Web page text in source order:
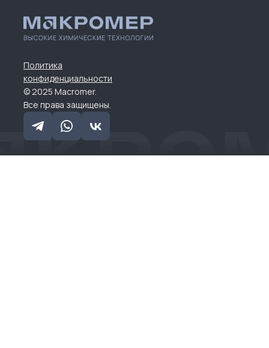
Политика
конфиденциальности
© 2025 Macromer.
Все права защищены.